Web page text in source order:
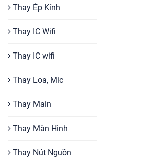
Thay Ép Kính
Thay IC Wifi
Thay IC wifi
Thay Loa, Mic
Thay Main
Thay Màn Hình
Thay Nút Nguồn